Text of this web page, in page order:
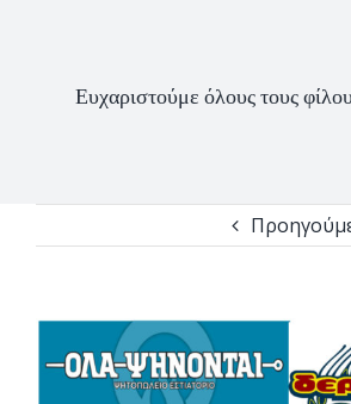
Ευχαριστούμε όλους τους
Larger